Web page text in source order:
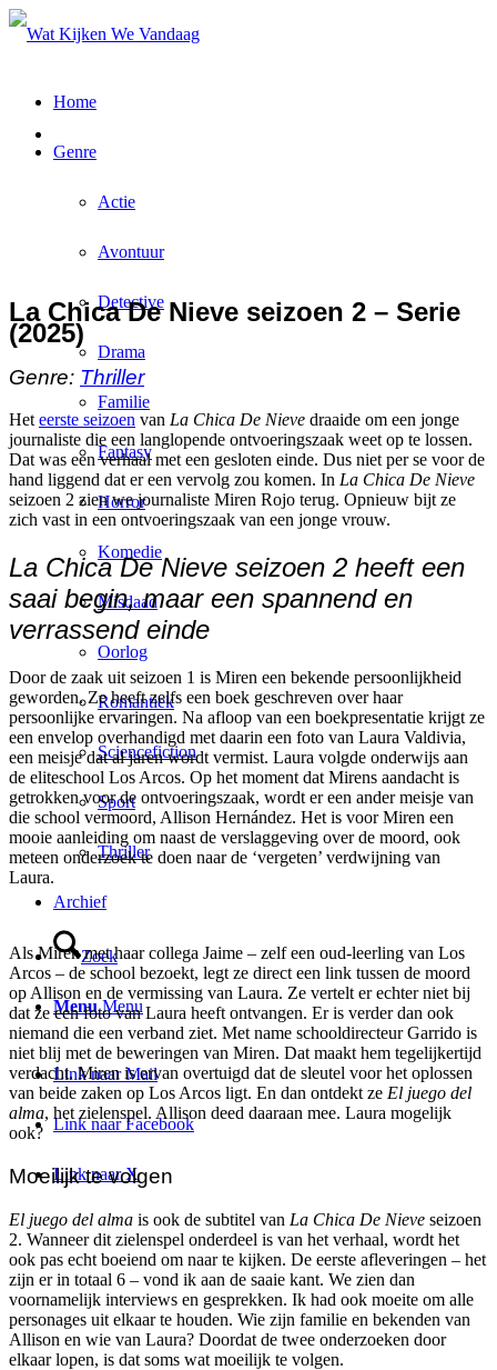
Home
Genre
Actie
Avontuur
Detective
Drama
Familie
Fantasy
Horror
Komedie
Misdaad
Oorlog
Romantiek
Sciencefiction
Sport
Thriller
Archief
Zoek
Menu Menu
Link naar Mail
Link naar Facebook
Link naar X
La Chica De Nieve seizoen 2 – Serie
(2025)
Genre: Thriller
Heteerste seizoen van La Chica De Nieve draaide om een jonge
journaliste die een langlopende ontvoeringszaak weet op te lossen.
Dat was een verhaal met een gesloten einde. Dus niet per se voor de
hand liggend dat er een vervolg zou komen. In La Chica De Nieve
seizoen 2 zien we journaliste Miren Rojo terug. Opnieuw bijt ze
zich vast in een ontvoeringszaak van een jonge vrouw.
La Chica De Nieve seizoen 2 heeft een
saai begin, maar een spannend en
verrassend einde
Door de zaak uit seizoen 1 is Miren een bekende persoonlijkheid
geworden. Ze heeft zelfs een boek geschreven over haar
persoonlijke ervaringen. Na afloop van een boekpresentatie krijgt ze
een envelop overhandigd met daarin een foto van Laura Valdivia,
een meisje dat al jaren wordt vermist. Laura volgde onderwijs aan
de eliteschool Los Arcos. Op het moment dat Mirens aandacht is
getrokken voor de ontvoeringszaak, wordt er een ander meisje van
die school vermoord, Allison Hernández. Het is voor Miren een
mooie aanleiding om naast de verslaggeving over de moord, ook
meteen onderzoek te doen naar de ‘vergeten’ verdwijning van
Laura.
Als Miren met haar collega Jaime – zelf een oud-leerling van Los
Arcos – de school bezoekt, legt ze direct een link tussen de moord
op Allison en de vermissing van Laura. Ze vertelt er echter niet bij
dat ze een foto van Laura heeft ontvangen. Er is verder dan ook
niemand die een verband ziet. Met name schooldirecteur Garrido is
niet blij met de beweringen van Miren. Dat maakt hem tegelijkertijd
verdacht. Miren is ervan overtuigd dat de sleutel voor het oplossen
van beide zaken op Los Arcos ligt. En dan ontdekt ze El juego del
alma, het zielenspel. Allison deed daaraan mee. Laura mogelijk
ook?
Moeilijk te volgen
El juego del alma is ook de subtitel van La Chica De Nieve seizoen
2. Wanneer dit zielenspel onderdeel is van het verhaal, wordt het
ook pas echt boeiend om naar te kijken. De eerste afleveringen – het
zijn er in totaal 6 – vond ik aan de saaie kant. We zien dan
voornamelijk interviews en gesprekken. Ik had ook moeite om alle
personages uit elkaar te houden. Wie zijn familie en bekenden van
Allison en wie van Laura? Doordat de twee onderzoeken door
elkaar lopen, is dat soms wat moeilijk te volgen.